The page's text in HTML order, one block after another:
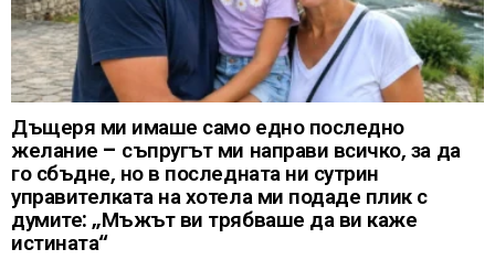
Дъщеря ми имаше само едно последно
желание – съпругът ми направи всичко, за да
го сбъдне, но в последната ни сутрин
управителката на хотела ми подаде плик с
думите: „Мъжът ви трябваше да ви каже
истината“